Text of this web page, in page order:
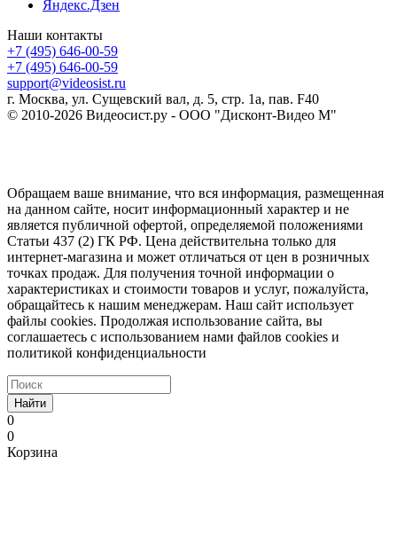
Яндекс.Дзен
Наши контакты
+7 (495) 646-00-59
+7 (495) 646-00-59
support@videosist.ru
г. Москва, ул. Сущевский вал, д. 5, стр. 1а, пав. F40
© 2010-2026 Видеосист.ру - ООО "Дисконт-Видео М"
Обращаем ваше внимание, что вся информация, размещенная
на данном сайте, носит информационный характер и не
является публичной офертой, определяемой положениями
Статьи 437 (2) ГК РФ. Цена действительна только для
интернет-магазина и может отличаться от цен в розничных
точках продаж. Для получения точной информации о
характеристиках и стоимости товаров и услуг, пожалуйста,
обращайтесь к нашим менеджерам. Наш сайт использует
файлы cookies. Продолжая использование сайта, вы
соглашаетесь с использованием нами файлов cookies и
политикой конфиденциальности
Найти
0
0
Корзина